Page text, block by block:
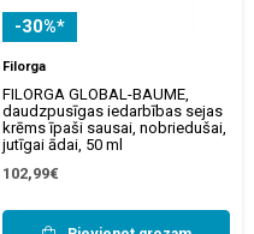
-30%*
Filorga
FILORGA GLOBAL-BAUME,
daudzpusīgas iedarbības sejas
krēms īpaši sausai, nobriedušai,
jutīgai ādai, 50 ml
102,99€